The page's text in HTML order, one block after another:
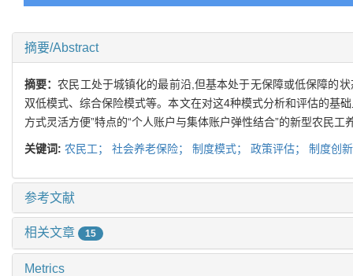
摘要/Abstract
摘要：农民工处于城镇化的最前沿,但基本处于无保障或低保障的
双低模式、综合保险模式等。本文在对这4种模式分析和评估的基
方式灵活方便”特点的“个人账户与集体账户弹性结合”的新型农民工
关键词: 农民工； 社会养老保险； 制度模式； 政策评估； 制度创新
参考文献
相关文章 15
Metrics